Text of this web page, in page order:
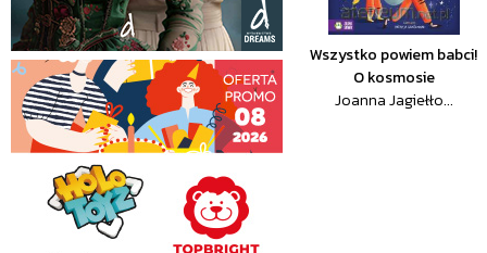
Wszystko powiem babci!
O kosmosie
Joanna Jagiełło...